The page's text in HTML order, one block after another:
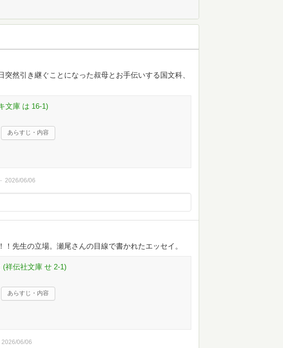
然引き継ぐことになった叔母とお手伝いする国文科、
文庫 は 16-1)
あらすじ・内容
2026/06/06
先生の立場。瀬尾さんの目線で書かれたエッセイ。
(祥伝社文庫 せ 2-1)
あらすじ・内容
2026/06/06